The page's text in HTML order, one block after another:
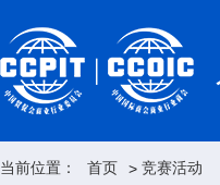
当前位置： 首页 > 竞赛活动